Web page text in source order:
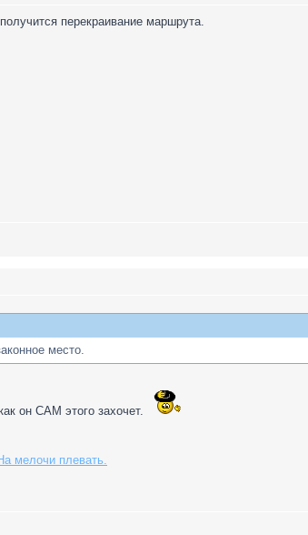
перекраивание маршрута.
место.
он САМ этого захочет.
мелочи плевать.